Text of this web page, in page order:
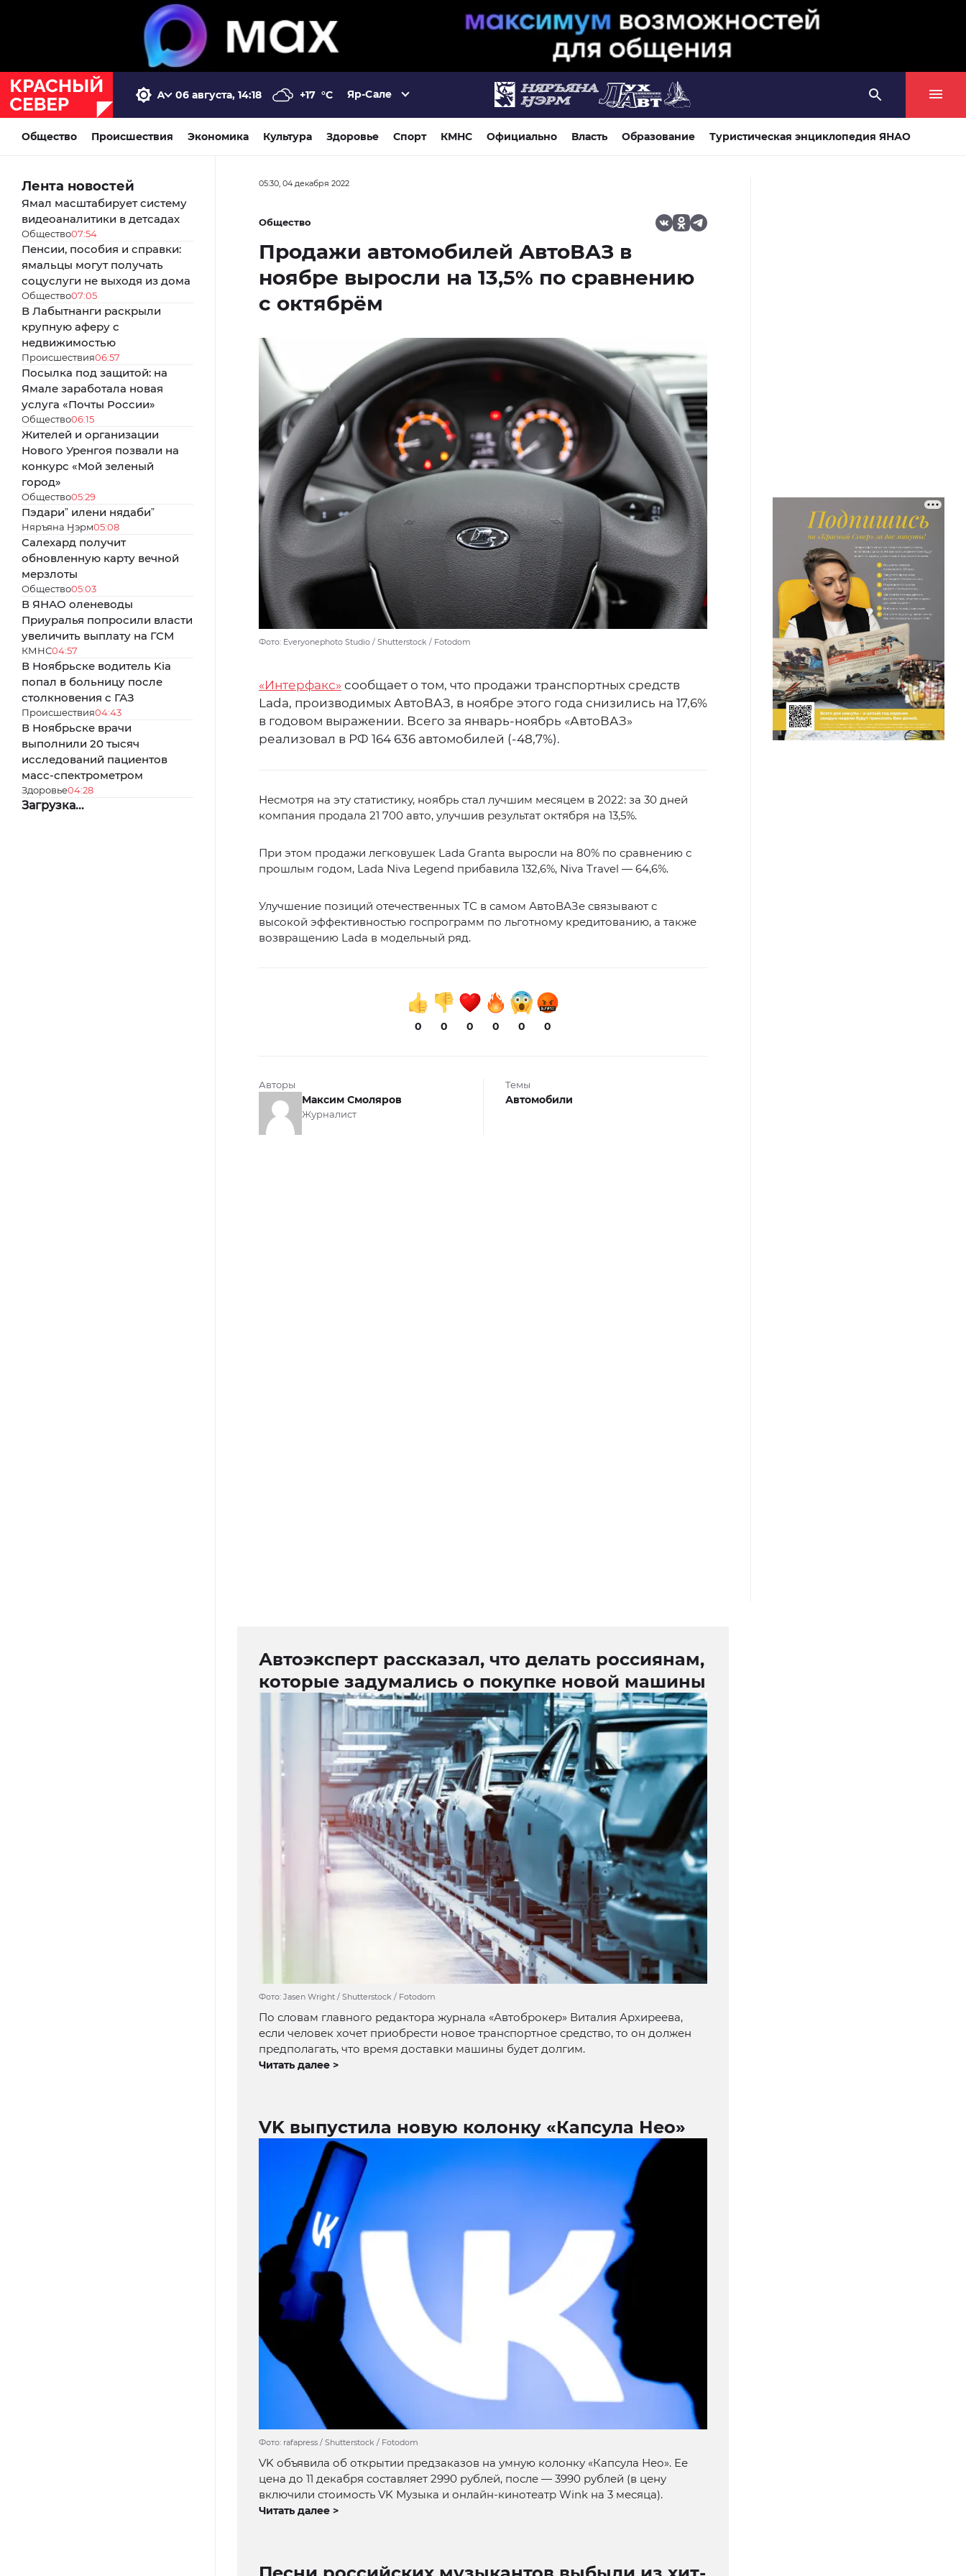
06 августа, 14:18 +17 °C Яр-Сале
Общество Происшествия Экономика Культура Здоровье Спорт КМНС Официально Власть Образование Туристическая энциклопедия ЯНАО
Лента новостей
Ямал масштабирует систему
видеоаналитики в детсадах
Общество07:54
Пенсии, пособия и справки:
ямальцы могут получать
соцуслуги не выходя из дома
Общество07:05
В Лабытнанги раскрыли
крупную аферу с
недвижимостью
Происшествия06:57
Посылка под защитой: на
Ямале заработала новая
услуга «Почты России»
Общество06:15
Жителей и организации
Нового Уренгоя позвали на
конкурс «Мой зеленый
город»
Общество05:29
Пэдариˮ илени нядабиˮ
Няръяна Ӈэрм05:08
Салехард получит
обновленную карту вечной
мерзлоты
Общество05:03
В ЯНАО оленеводы
Приуралья попросили власти
увеличить выплату на ГСМ
КМНС04:57
В Ноябрьске водитель Kia
попал в больницу после
столкновения с ГАЗ
Происшествия04:43
В Ноябрьске врачи
выполнили 20 тысяч
исследований пациентов
масс-спектрометром
Здоровье04:28
Загрузка...
05:30, 04 декабря 2022
Общество
Продажи автомобилей АвтоВАЗ в
ноябре выросли на 13,5% по сравнению
с октябрём
Фото: Everyonephoto Studio / Shutterstock / Fotodom
«Интерфакс» сообщает о том, что продажи транспортных средств
Lada, производимых АвтоВАЗ, в ноябре этого года снизились на 17,6%
в годовом выражении. Всего за январь-ноябрь «АвтоВАЗ»
реализовал в РФ 164 636 автомобилей (-48,7%).
Несмотря на эту статистику, ноябрь стал лучшим месяцем в 2022: за 30 дней
компания продала 21 700 авто, улучшив результат октября на 13,5%.
При этом продажи легковушек Lada Granta выросли на 80% по сравнению с
прошлым годом, Lada Niva Legend прибавила 132,6%, Niva Travel — 64,6%.
Улучшение позиций отечественных ТС в самом АвтоВАЗе связывают с
высокой эффективностью госпрограмм по льготному кредитованию, а также
возвращению Lada в модельный ряд.
0 0 0 0 0 0
Авторы
Максим Смоляров
Журналист
Темы
Автомобили
Автоэксперт рассказал, что делать россиянам,
которые задумались о покупке новой машины
Фото: Jasen Wright / Shutterstock / Fotodom
По словам главного редактора журнала «Автоброкер» Виталия Архиреева,
если человек хочет приобрести новое транспортное средство, то он должен
предполагать, что время доставки машины будет долгим.
Читать далее >
VK выпустила новую колонку «Капсула Нео»
Фото: rafapress / Shutterstock / Fotodom
VK объявила об открытии предзаказов на умную колонку «Капсула Нео». Ее
цена до 11 декабря составляет 2990 рублей, после — 3990 рублей (в цену
включили стоимость VK Музыка и онлайн-кинотеатр Wink на 3 месяца).
Читать далее >